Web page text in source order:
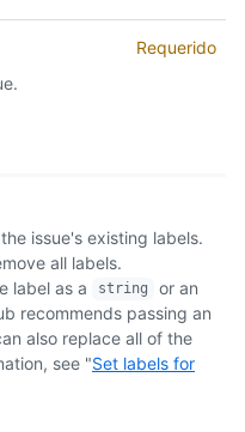
Requerido
issue's existing labels.
all labels.
label as a
string or an
recommends passing an
also replace all of the
see "Set labels for